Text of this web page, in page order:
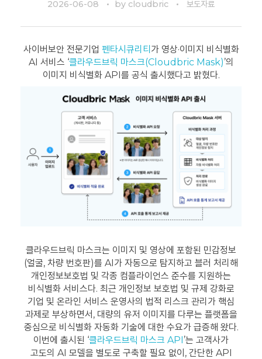
2026-06-08 by cloudbric 보도자료
사이버보안 전문기업 펜타시큐리티가 영상·이미지 비식별화
AI 서비스 ‘클라우드브릭 마스크(Cloudbric Mask)’의
이미지 비식별화 API를 공식 출시했다고 밝혔다.
클라우드브릭 마스크는 이미지 및 영상에 포함된 민감정보
(얼굴, 차량 번호판)를 AI가 자동으로 탐지하고 블러 처리해
개인정보보호법 및 각종 컴플라이언스 준수를 지원하는
비식별화 서비스다. 최근 개인정보 보호법 및 규제 강화로
기업 및 온라인 서비스 운영사의 법적 리스크 관리가 핵심
과제로 부상하면서, 대량의 유저 이미지를 다루는 플랫폼을
중심으로 비식별화 자동화 기술에 대한 수요가 급증해 왔다.
이번에 출시된 ‘클라우드브릭 마스크 API’는 고객사가
고도의 AI 모델을 별도로 구축할 필요 없이, 간단한 API